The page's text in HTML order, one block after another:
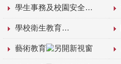
學生事務及校園安全
學校衛生教育
藝術教育